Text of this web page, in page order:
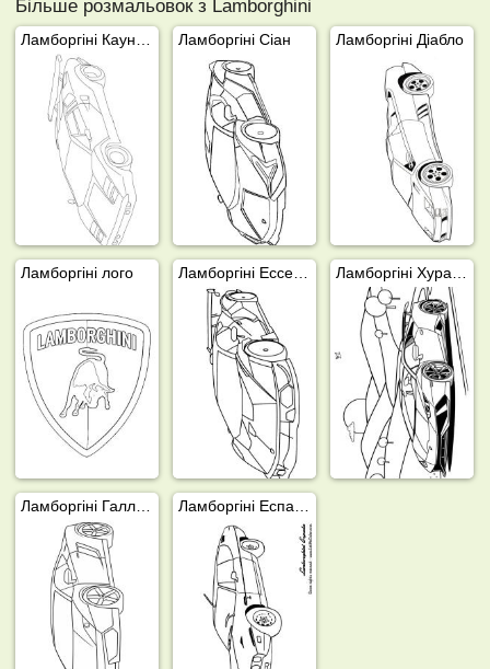
Більше розмальовок з Lamborghini
Ламборгіні Сіан Ламборгіні Діабло
Ламборгіні лого